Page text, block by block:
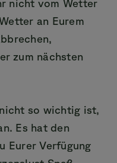
nicht vom Wetter
an Eurem
zum nächsten
so wichtig ist,
Es hat den
Eurer Verfügung